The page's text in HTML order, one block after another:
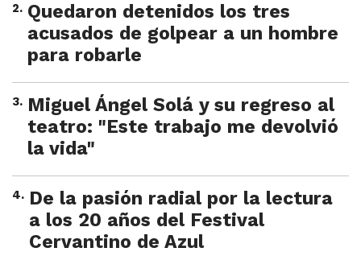
2. Quedaron detenidos los tres
acusados de golpear a un hombre
para robarle
3. Miguel Ángel Solá y su regreso al
teatro: "Este trabajo me devolvió
la vida"
4. De la pasión radial por la lectura
a los 20 años del Festival
Cervantino de Azul